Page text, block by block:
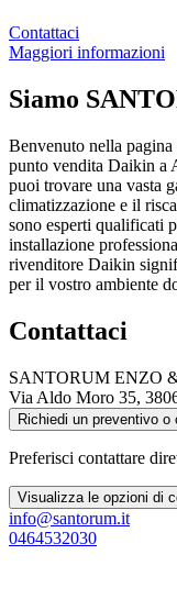
Contattaci
Maggiori informazioni
Siamo
Benvenuto nella
punto vendita Daikin
puoi trovare una vasta
climatizzazione e il
sono esperti qualificati
installazione
rivenditore Daikin
per il vostro ambiente
Contattaci
SANTORUM ENZO
Via Aldo Moro 35,
Richiedi un preventivo
Preferisci contattare
Visualizza le opzioni di
info@santorum.it
0464532030